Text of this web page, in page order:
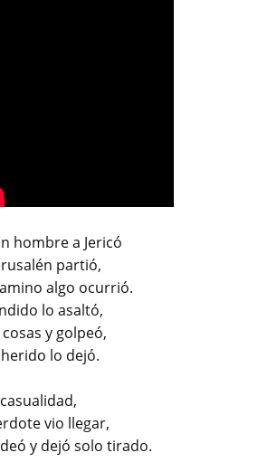
hombre a Jericó
partió,
algo ocurrió.
lo asaltó,
y golpeó,
lo dejó.
vio llegar,
y dejó solo tirado.